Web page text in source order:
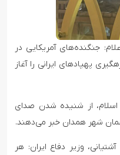
اعلام: جنگنده‌های آمریکایی در
پهپادهای ایرانی را آغاز
اسلام، از شنیده شدن صدای
شهر همدان خبر می‌دهند.
آشتیانی، وزیر دفاع ایران: هر